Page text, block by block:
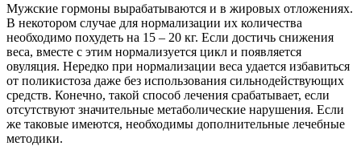
Мужские гормоны вырабатываются и в жировых отложениях.
В некотором случае для нормализации их количества
необходимо похудеть на 15 – 20 кг. Если достичь снижения
веса, вместе с этим нормализуется цикл и появляется
овуляция. Нередко при нормализации веса удается избавиться
от поликистоза даже без использования сильнодействующих
средств. Конечно, такой способ лечения срабатывает, если
отсутствуют значительные метаболические нарушения. Если
же таковые имеются, необходимы дополнительные лечебные
методики.